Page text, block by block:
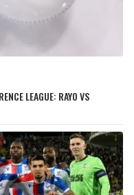
LEAGUE: RAYO VS